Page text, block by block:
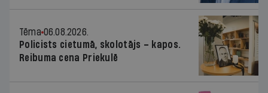
Tēma 06.08.2026.
Policists cietumā, skolotājs – kapos.
Reibuma cena Priekulē